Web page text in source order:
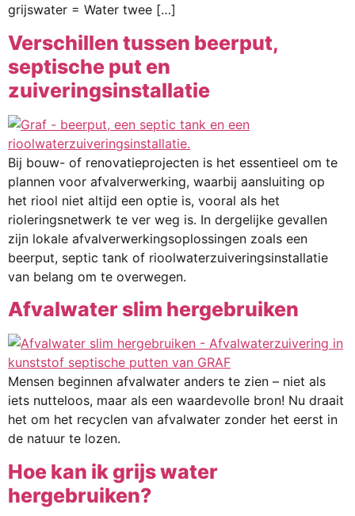
grijswater = Water twee […]
Verschillen tussen beerput,
septische put en
zuiveringsinstallatie
Bij bouw- of renovatieprojecten is het essentieel om te
plannen voor afvalverwerking, waarbij aansluiting op
het riool niet altijd een optie is, vooral als het
rioleringsnetwerk te ver weg is. In dergelijke gevallen
zijn lokale afvalverwerkingsoplossingen zoals een
beerput, septic tank of rioolwaterzuiveringsinstallatie
van belang om te overwegen.
Afvalwater slim hergebruiken
Mensen beginnen afvalwater anders te zien – niet als
iets nutteloos, maar als een waardevolle bron! Nu draait
het om het recyclen van afvalwater zonder het eerst in
de natuur te lozen.
Hoe kan ik grijs water
hergebruiken?